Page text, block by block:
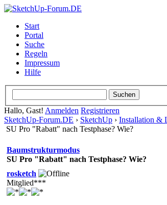
Start
Portal
Suche
Regeln
Impressum
Hilfe
Hallo, Gast! Anmelden Registrieren
SketchUp-Forum.DE › SketchUp › Installation &
SU Pro "Rabatt" nach Testphase? Wie?
Baumstrukturmodus
SU Pro "Rabatt" nach Testphase? Wie?
rosketch
Mitglied***